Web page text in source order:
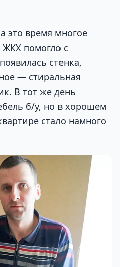
это время многое
помогло с
стенка,
— стиральная
В тот же день
б/у, но в хорошем
стало намного